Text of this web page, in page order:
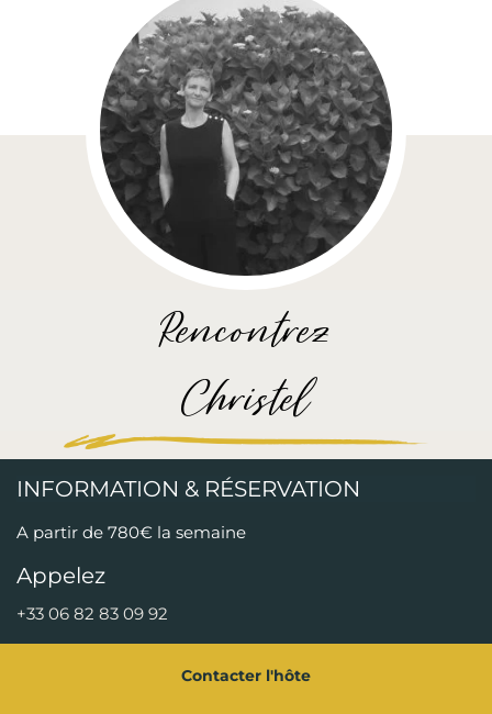
Rencontrez
Christel
INFORMATION & RÉSERVATION
A partir de 780€ la semaine
Appelez
+33 06 82 83 09 92
Contacter l'hôte